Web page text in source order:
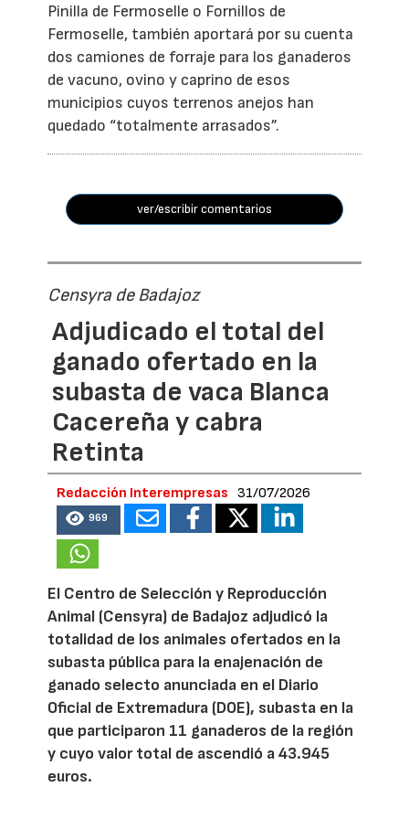
Pinilla de Fermoselle o Fornillos de
Fermoselle, también aportará por su cuenta
dos camiones de forraje para los ganaderos
de vacuno, ovino y caprino de esos
municipios cuyos terrenos anejos han
quedado “totalmente arrasados”.
ver/escribir comentarios
Censyra de Badajoz
Adjudicado el total del
ganado ofertado en la
subasta de vaca Blanca
Cacereña y cabra
Retinta
Redacción Interempresas 31/07/2026
969
El Centro de Selección y Reproducción
Animal (Censyra) de Badajoz adjudicó la
totalidad de los animales ofertados en la
subasta pública para la enajenación de
ganado selecto anunciada en el Diario
Oficial de Extremadura (DOE), subasta en la
que participaron 11 ganaderos de la región
y cuyo valor total de ascendió a 43.945
euros.